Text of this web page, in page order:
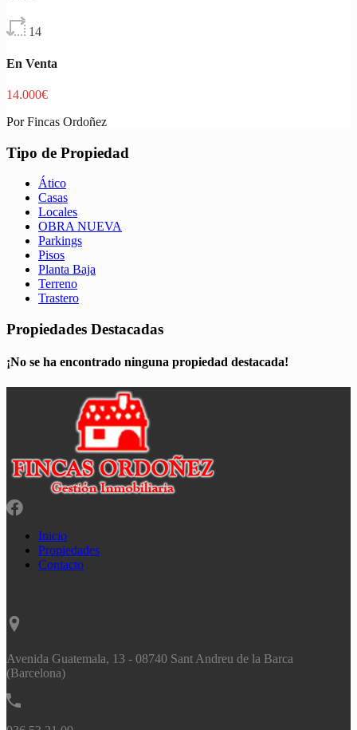
14
En Venta
14.000€
PorFincas Ordoñez
Tipo de Propiedad
Ático
Casas
Locales
OBRA NUEVA
Parkings
Pisos
Planta Baja
Terreno
Trastero
Propiedades Destacadas
¡No se ha encontrado ninguna propiedad destacada!
Inicio
Propiedades
Contacto
Avenida Guatemala, 13 - 08740 Sant Andreu de la Barca
(Barcelona)